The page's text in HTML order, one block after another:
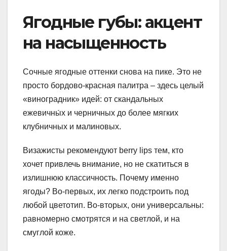
Ягодные губы: акцент
на насыщенность
Сочные ягодные оттенки снова на пике. Это не
просто бордово-красная палитра – здесь целый
«виноградник» идей: от скандальных
ежевичны́х и черничных до более мягких
клубничных и малиновых.
Визажисты рекомендуют berry lips тем, кто
хочет привлечь внимание, но не скатиться в
излишнюю классичность. Почему именно
ягоды? Во-первых, их легко подстроить под
любой цветотип. Во-вторых, они универсальны:
равномерно смотрятся и на светлой, и на
смуглой коже.